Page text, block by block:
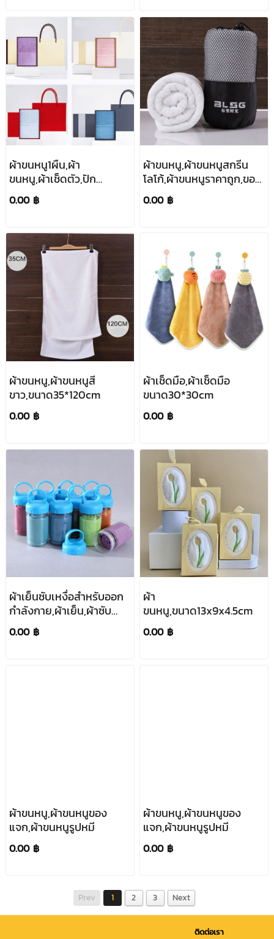
ผ้าขนหนู1ผืน,ผ้า
ขนหนู,ผ้าเช็ดตัว,ปัก
โลโก้,สกรีนโลโก้,ชุดผ้าขน
หนูพรีเมี่ยม,ชุดของ
0.00 ฿
ผ้าขนหนู,ผ้าขนหนูสกรีน
โลโก้,ผ้าขนหนูราคาถูก,ของ
แจก,ขนาด30*100cm
0.00 ฿
ผ้าขนหนู,ผ้าขนหนูสี
ขาว,ขนาด35*120cm
0.00 ฿
ผ้าเช็ดมือ,ผ้าเช็ดมือ
ขนาด30*30cm
0.00 ฿
ผ้าเย็นซับเหงื่อสำหรับออก
กำลังกาย,ผ้าเย็น,ผ้าซับ
เหงื่อ,สกรีนโลโก้
0.00 ฿
ผ้า
ขนหนู,ขนาด13x9x4.5cm
0.00 ฿
ผ้าขนหนู,ผ้าขนหนูของ
แจก,ผ้าขนหนูรูปหมี
0.00 ฿
ผ้าขนหนู,ผ้าขนหนูของ
แจก,ผ้าขนหนูรูปหมี
0.00 ฿
Prev 1 2 3 Next
ติดต่อเรา